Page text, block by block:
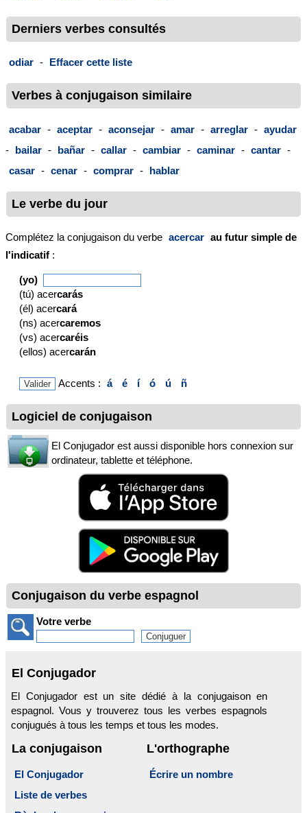
Derniers verbes consultés
odiar - Effacer cette liste
Verbes à conjugaison similaire
acabar - aceptar - aconsejar - amar - arreglar - ayudar
- bailar - bañar - callar - cambiar - caminar - cantar -
casar - cenar - comprar - hablar
Le verbe du jour
Complétez la conjugaison du verbe acercar au futur simple de
l'indicatif :
(yo)
(tú) acercarás
(él) acercará
(ns) acercaremos
(vs) acercaréis
(ellos) acercarán
Accents : á é í ó ú ñ
Logiciel de conjugaison
El Conjugador est aussi disponible hors connexion sur
ordinateur, tablette et téléphone.
Conjugaison du verbe espagnol
Votre verbe
El Conjugador
El Conjugador est un site dédié à la conjugaison en
espagnol. Vous y trouverez tous les verbes espagnols
conjugués à tous les temps et tous les modes.
La conjugaison
El Conjugador
Liste de verbes
L'orthographe
Écrire un nombre